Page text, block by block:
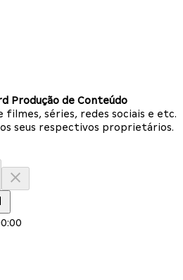
Produção de Conteúdo
filmes, séries, redes sociais e etc.
seus respectivos proprietários.